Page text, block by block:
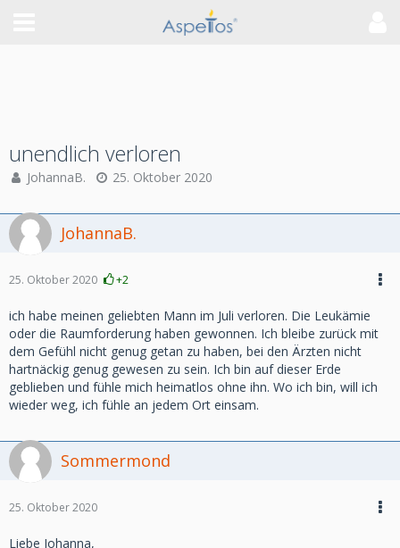
unendlich verloren
JohannaB. 25. Oktober 2020
JohannaB.
25. Oktober 2020 +2
ich habe meinen geliebten Mann im Juli verloren. Die Leukämie
oder die Raumforderung haben gewonnen. Ich bleibe zurück mit
dem Gefühl nicht genug getan zu haben, bei den Ärzten nicht
hartnäckig genug gewesen zu sein. Ich bin auf dieser Erde
geblieben und fühle mich heimatlos ohne ihn. Wo ich bin, will ich
wieder weg, ich fühle an jedem Ort einsam.
Sommermond
25. Oktober 2020
Liebe Johanna,